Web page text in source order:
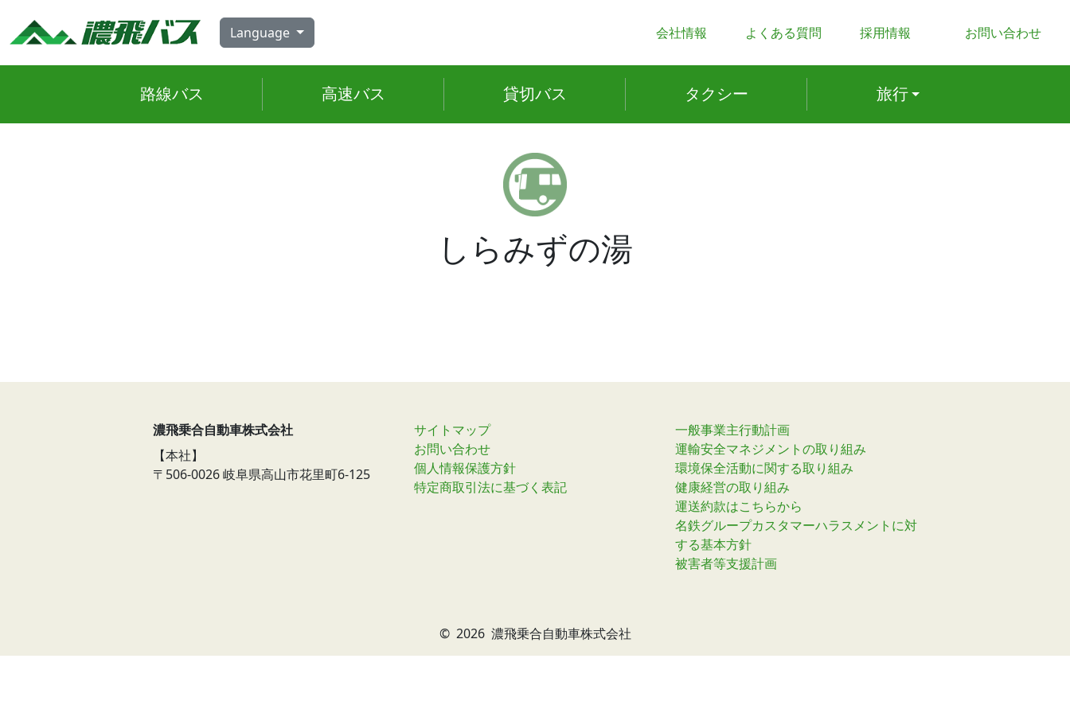
content
Language 会社情報 よくある質問 採用情報 お問い合わせ
路線バス 高速バス 貸切バス タクシー 旅行
しらみずの湯
濃飛乗合自動車株式会社
【本社】
〒506-0026岐阜県高山市花里町6-125
サイトマップ
お問い合わせ
個人情報保護方針
特定商取引法に基づく表記
一般事業主行動計画
運輸安全マネジメントの取り組み
環境保全活動に関する取り組み
健康経営の取り組み
運送約款はこちらから
名鉄グループカスタマーハラスメントに対
する基本方針
被害者等支援計画
© 2026 濃飛乗合自動車株式会社